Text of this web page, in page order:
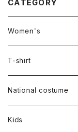
CATEGORY
Women's
Outer
Dress
Tops
T-shirt
National costume
Kids